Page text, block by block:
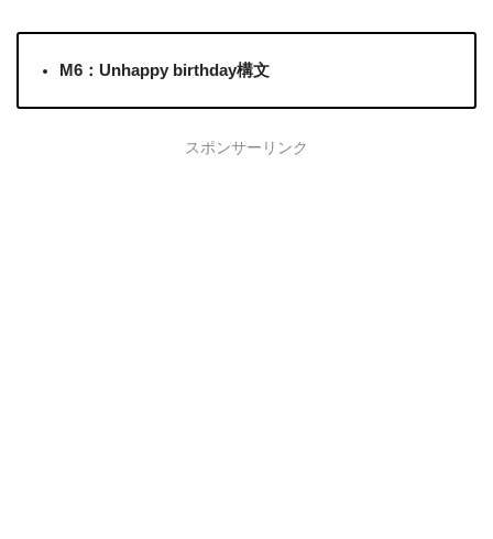
M6：Unhappy birthday構文
スポンサーリンク